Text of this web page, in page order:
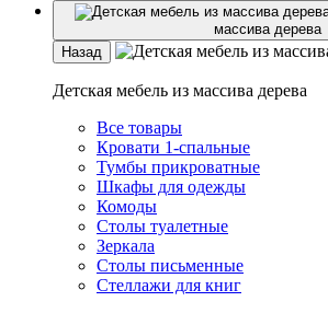
массива дерева
Назад
Детская мебель из массива дерева
Все товары
Кровати 1-спальные
Тумбы прикроватные
Шкафы для одежды
Комоды
Столы туалетные
Зеркала
Столы письменные
Стеллажи для книг